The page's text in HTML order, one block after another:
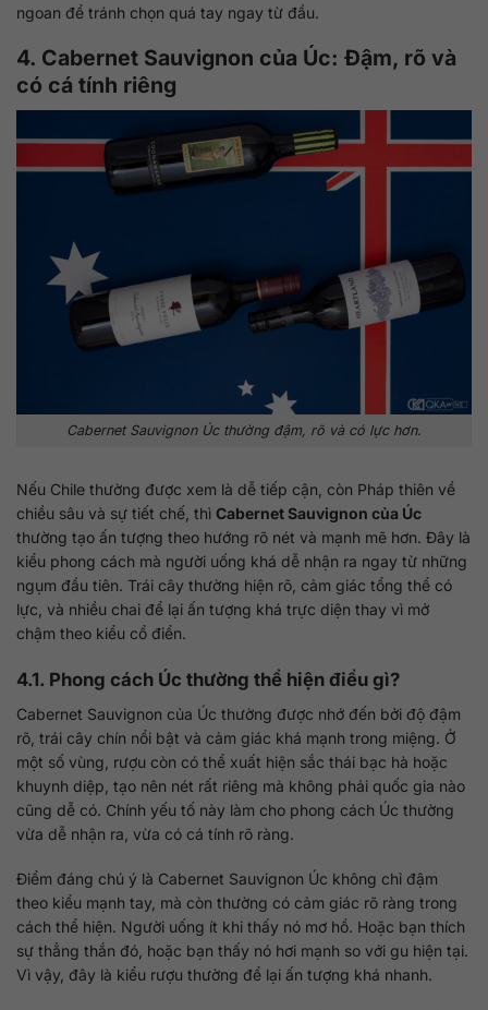
ngoan để tránh chọn quá tay ngay từ đầu.
4. Cabernet Sauvignon của Úc: Đậm, rõ và
có cá tính riêng
Cabernet Sauvignon Úc thường đậm, rõ và có lực hơn.
Nếu Chile thường được xem là dễ tiếp cận, còn Pháp thiên về
chiều sâu và sự tiết chế, thì Cabernet Sauvignon của Úc
thường tạo ấn tượng theo hướng rõ nét và mạnh mẽ hơn. Đây là
kiểu phong cách mà người uống khá dễ nhận ra ngay từ những
ngụm đầu tiên. Trái cây thường hiện rõ, cảm giác tổng thể có
lực, và nhiều chai để lại ấn tượng khá trực diện thay vì mở
chậm theo kiểu cổ điển.
4.1. Phong cách Úc thường thể hiện điều gì?
Cabernet Sauvignon của Úc thường được nhớ đến bởi độ đậm
rõ, trái cây chín nổi bật và cảm giác khá mạnh trong miệng. Ở
một số vùng, rượu còn có thể xuất hiện sắc thái bạc hà hoặc
khuynh diệp, tạo nên nét rất riêng mà không phải quốc gia nào
cũng dễ có. Chính yếu tố này làm cho phong cách Úc thường
vừa dễ nhận ra, vừa có cá tính rõ ràng.
Điểm đáng chú ý là Cabernet Sauvignon Úc không chỉ đậm
theo kiểu mạnh tay, mà còn thường có cảm giác rõ ràng trong
cách thể hiện. Người uống ít khi thấy nó mơ hồ. Hoặc bạn thích
sự thẳng thắn đó, hoặc bạn thấy nó hơi mạnh so với gu hiện tại.
Vì vậy, đây là kiểu rượu thường để lại ấn tượng khá nhanh.